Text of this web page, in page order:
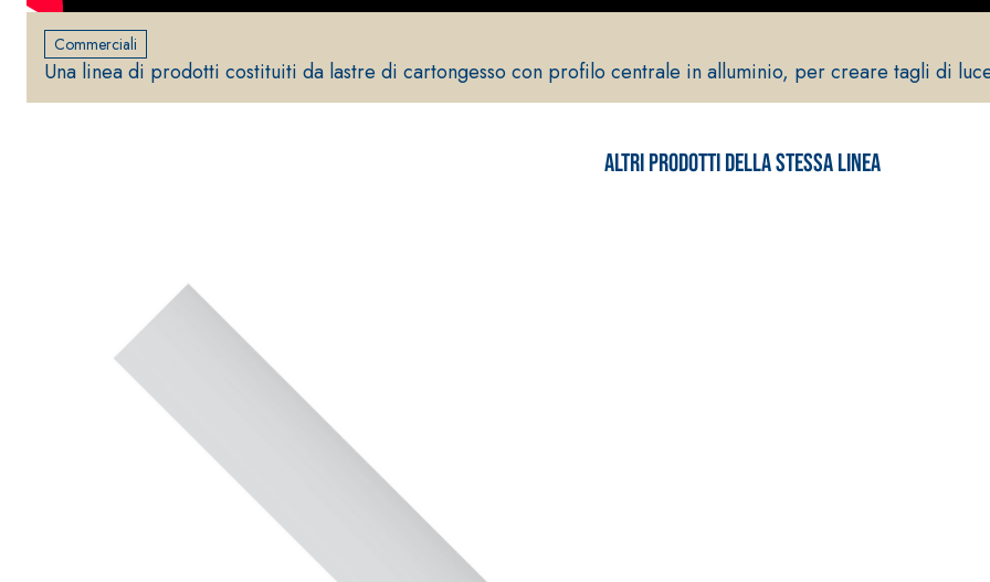
Commerciali
Una linea di prodotti costituiti da lastre di cartongesso con profilo centrale in alluminio, per creare tagli di
Altri prodotti della stessa linea
e speciali inerti alleggeriti